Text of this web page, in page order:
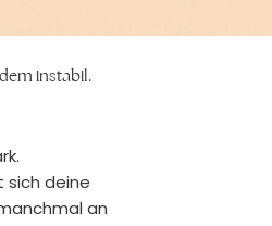
instabil.
sich deine
an